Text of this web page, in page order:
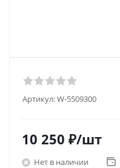
Артикул:W-5509300
10 250 ₽/шт
Нет в наличии